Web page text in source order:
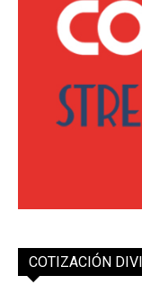
COTIZACIÓN